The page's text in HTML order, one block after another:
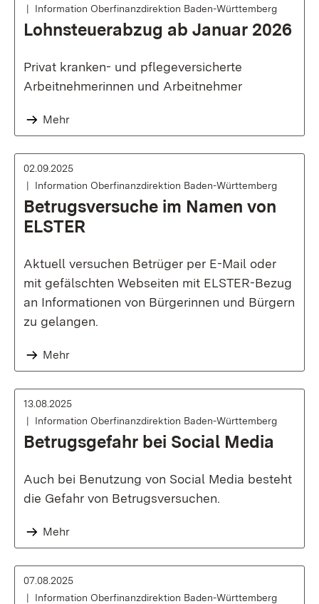
Information Oberfinanzdirektion Baden-Württemberg
Lohnsteuerabzug ab Januar 2026
Privat kranken- und pflegeversicherte
Arbeitnehmerinnen und Arbeitnehmer
Mehr
02.09.2025
Information Oberfinanzdirektion Baden-Württemberg
Betrugsversuche im Namen von
ELSTER
Aktuell versuchen Betrüger per E-Mail oder
mit gefälschten Webseiten mit ELSTER-Bezug
an Informationen von Bürgerinnen und Bürgern
zu gelangen.
Mehr
13.08.2025
Information Oberfinanzdirektion Baden-Württemberg
Betrugsgefahr bei Social Media
Auch bei Benutzung von Social Media besteht
die Gefahr von Betrugsversuchen.
Mehr
07.08.2025
Information Oberfinanzdirektion Baden-Württemberg